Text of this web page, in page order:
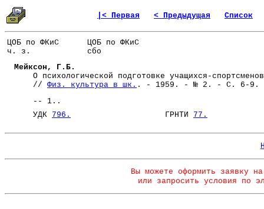
|< Первая < Предыдущая Список
ЦОБ по ФКиС
ч. з.
ЦОБ по ФКиС
сбо
Мейксон, Г.Б.
О психологической подготовке учащихся-спортсменов
// Физ. культура в шк. . - 1959. - № 2. - С. 6-9.
-- 1..
УДК 796. ГРНТИ 77.
Вы можете оформить заявку
или запросить условия по